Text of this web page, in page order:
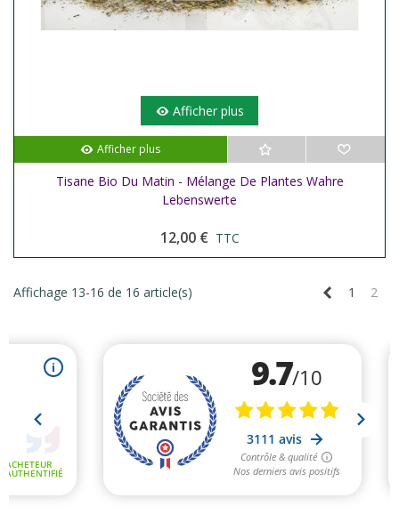
Afficher plus
Afficher plus
Tisane Bio Du Matin - Mélange De Plantes Wahre
Lebenswerte
12,00 € TTC
Affichage 13-16 de 16 article(s) Précédent
1 2